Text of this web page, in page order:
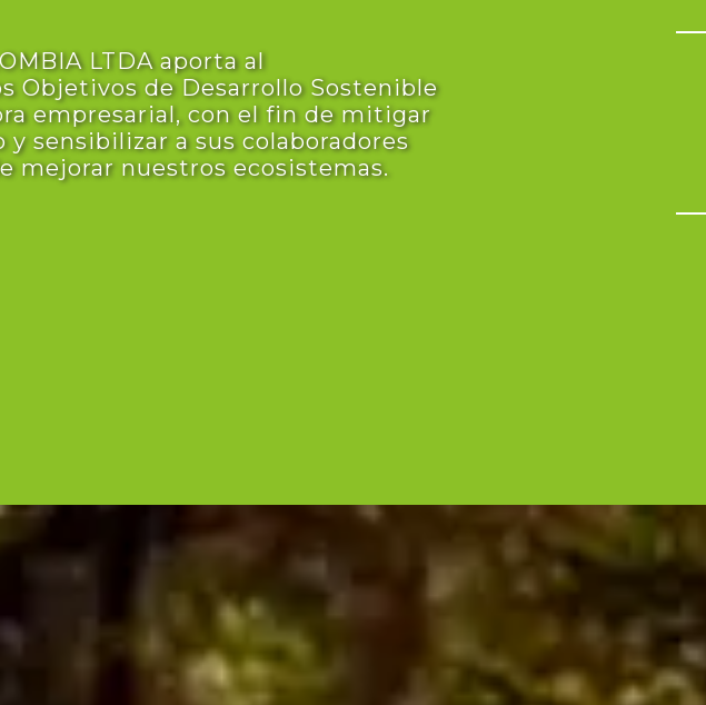
LTDA aporta al
Objetivos de Desarrollo Sostenible
empresarial, con el fin de mitigar
y sensibilizar a sus colaboradores
mejorar nuestros ecosistemas.